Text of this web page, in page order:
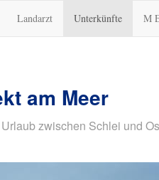
Landarzt Unterkünfte M
am Meer
zwischen Schlei und